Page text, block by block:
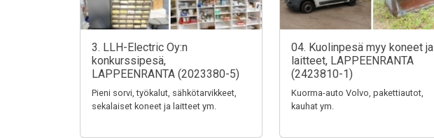
3. LLH-Electric Oy:n
konkurssipesä,
LAPPEENRANTA (2023380-5)
Pieni sorvi, työkalut, sähkötarvikkeet,
sekalaiset koneet ja laitteet ym.
04. Kuolinpesä myy koneet ja
laitteet, LAPPEENRANTA
(2423810-1)
Kuorma-auto Volvo, pakettiautot,
kauhat ym.